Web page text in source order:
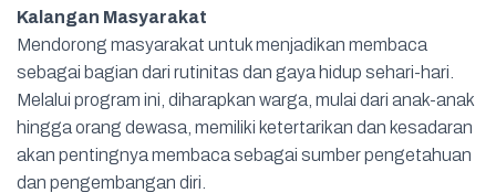
Kalangan Masyarakat
Mendorong masyarakat untuk menjadikan membaca
sebagai bagian dari rutinitas dan gaya hidup sehari-hari.
Melalui program ini, diharapkan warga, mulai dari anak-anak
hingga orang dewasa, memiliki ketertarikan dan kesadaran
akan pentingnya membaca sebagai sumber pengetahuan
dan pengembangan diri.